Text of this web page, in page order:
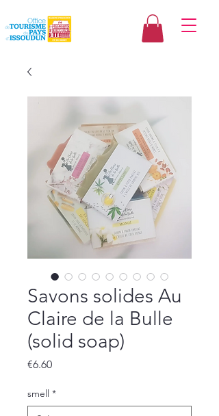
Savons solides Au
Claire de la Bulle
(solid soap)
€6.60Price
smell *